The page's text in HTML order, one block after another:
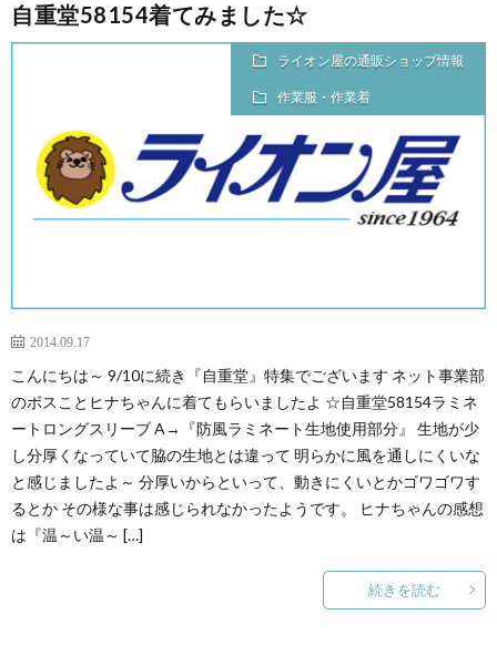
自重堂58154着てみました☆
ライオン屋の通販ショップ情報
作業服・作業着
2014.09.17
こんにちは～ 9/10に続き『自重堂』特集でございます ネット事業部
のボスことヒナちゃんに着てもらいましたよ ☆自重堂58154ラミネ
ートロングスリーブ A→『防風ラミネート生地使用部分』 生地が少
し分厚くなっていて脇の生地とは違って 明らかに風を通しにくいな
と感じましたよ～ 分厚いからといって、動きにくいとかゴワゴワす
るとか その様な事は感じられなかったようです。 ヒナちゃんの感想
は『温～い温～ […]
続きを読む